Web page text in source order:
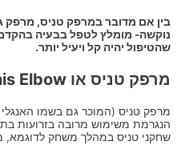
בין אם מדובר במרפק טניס, מרפק
נוקשה- מומלץ לטפל בבעיה
שהטיפול יהיה קל ויעיל יותר.
מרפק טניס או Tennis Elbow
הנגרמת משימוש מרובה בזרועות
שחקני טניס במהלך משחק לדוגמא,